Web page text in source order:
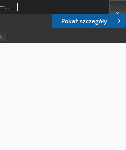
Pokaż szczegóły
Artes Humanae. Vol. 1 (2016) - Spis treści